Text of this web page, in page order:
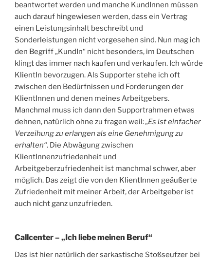
beantwortet werden und manche KundInnen müssen
auch darauf hingewiesen werden, dass ein Vertrag
einen Leistungsinhalt beschreibt und
Sonderleistungen nicht vorgesehen sind. Nun mag ich
den Begriff „KundIn“ nicht besonders, im Deutschen
klingt das immer nach kaufen und verkaufen. Ich würde
KlientIn bevorzugen. Als Supporter stehe ich oft
zwischen den Bedürfnissen und Forderungen der
KlientInnen und denen meines Arbeitgebers.
Manchmal muss ich dann den Supportrahmen etwas
dehnen, natürlich ohne zu fragen weil:„Es ist einfacher
Verzeihung zu erlangen als eine Genehmigung zu
erhalten“. Die Abwägung zwischen
KlientInnenzufriedenheit und
Arbeitgeberzufriedenheit ist manchmal schwer, aber
möglich. Das zeigt die von den KlientInnen geäußerte
Zufriedenheit mit meiner Arbeit, der Arbeitgeber ist
auch nicht ganz unzufrieden.
Callcenter – „Ich liebe meinen Beruf“
Das ist hier natürlich der sarkastische Stoßseufzer bei